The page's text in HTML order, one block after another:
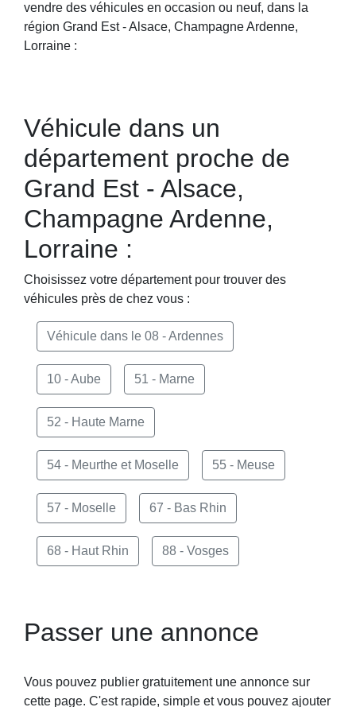
vendre des véhicules en occasion ou neuf, dans la
région Grand Est - Alsace, Champagne Ardenne,
Lorraine :
Véhicule dans un
département proche de
Grand Est - Alsace,
Champagne Ardenne,
Lorraine :
Choisissez votre département pour trouver des
véhicules près de chez vous :
Véhicule dans le 08 - Ardennes
10 - Aube 51 - Marne
52 - Haute Marne
54 - Meurthe et Moselle 55 - Meuse
57 - Moselle 67 - Bas Rhin
68 - Haut Rhin 88 - Vosges
Passer une annonce
Vous pouvez publier gratuitement une annonce sur
cette page. C'est rapide, simple et vous pouvez ajouter